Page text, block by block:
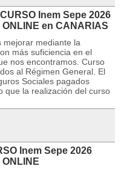
Inem Sepe 2026
en CANARIAS
mejorar mediante la
más suficiencia en el
nos encontramos. Curso
al Régimen General. El
Sociales pagados
que la realización del curso
Inem Sepe 2026